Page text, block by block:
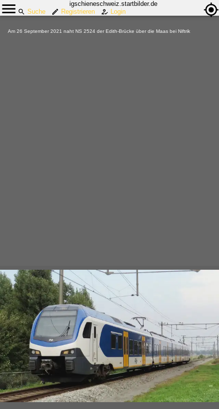
igschieneschweiz.startbilder.de
Suche
Registrieren Login
Am 26 September 2021 naht NS 2524 der Edith-Brücke über die Maas bei Niftrik